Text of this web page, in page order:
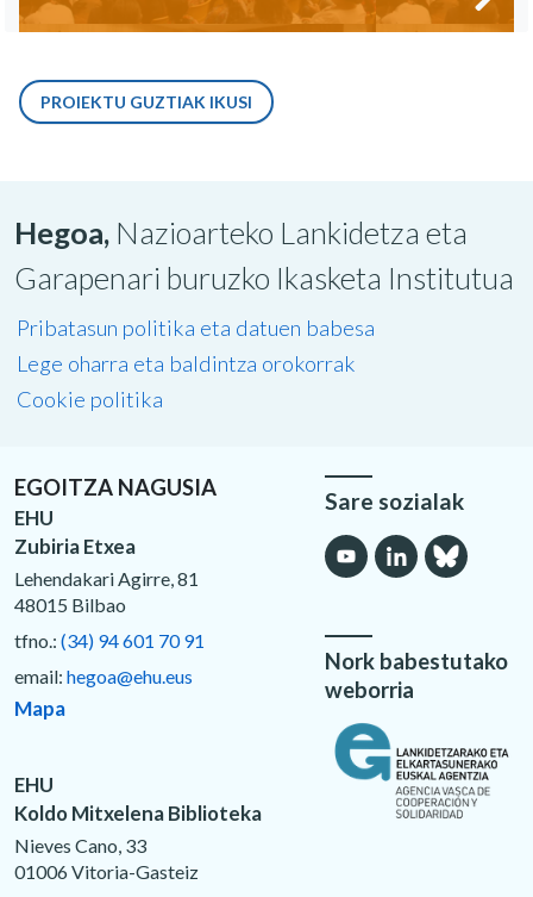
PROIEKTU GUZTIAK IKUSI
Hegoa, Nazioarteko Lankidetza eta
Garapenari buruzko Ikasketa Institutua
Pribatasun politika eta datuen babesa
Lege oharra eta baldintza orokorrak
Cookie politika
EGOITZA NAGUSIA
EHU
Zubiria Etxea
Lehendakari Agirre, 81
48015 Bilbao
tfno.: (34) 94 601 70 91
email: hegoa@ehu.eus
Mapa
EHU
Koldo Mitxelena Biblioteka
Nieves Cano, 33
01006 Vitoria-Gasteiz
Sare sozialak
Nork babestutako
weborria